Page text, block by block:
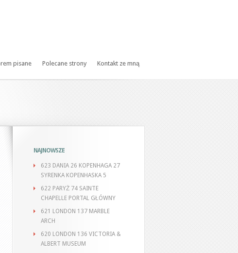
pisane Polecane strony Kontakt ze mną
NAJNOWSZE
623 DANIA 26 KOPENHAGA 27
SYRENKA KOPENHASKA 5
622 PARYŻ 74 SAINTE
CHAPELLE PORTAL GŁÓWNY
621 LONDON 137 MARBLE
ARCH
620 LONDON 136 VICTORIA &
ALBERT MUSEUM